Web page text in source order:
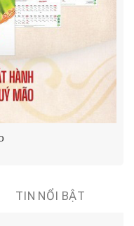
TIN NỔI BẬT